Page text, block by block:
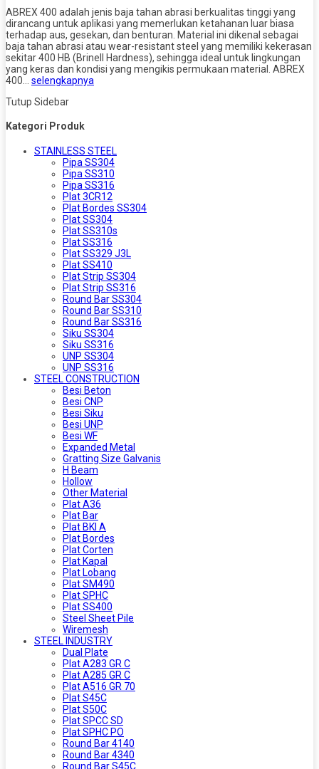
ABREX 400 adalah jenis baja tahan abrasi berkualitas tinggi yang
dirancang untuk aplikasi yang memerlukan ketahanan luar biasa
terhadap aus, gesekan, dan benturan. Material ini dikenal sebagai
baja tahan abrasi atau wear-resistant steel yang memiliki kekerasan
sekitar 400 HB (Brinell Hardness), sehingga ideal untuk lingkungan
yang keras dan kondisi yang mengikis permukaan material. ABREX
400… selengkapnya
Tutup Sidebar
Kategori Produk
STAINLESS STEEL
Pipa SS304
Pipa SS310
Pipa SS316
Plat 3CR12
Plat Bordes SS304
Plat SS304
Plat SS310s
Plat SS316
Plat SS329 J3L
Plat SS410
Plat Strip SS304
Plat Strip SS316
Round Bar SS304
Round Bar SS310
Round Bar SS316
Siku SS304
Siku SS316
UNP SS304
UNP SS316
STEEL CONSTRUCTION
Besi Beton
Besi CNP
Besi Siku
Besi UNP
Besi WF
Expanded Metal
Gratting Size Galvanis
H Beam
Hollow
Other Material
Plat A36
Plat Bar
Plat BKI A
Plat Bordes
Plat Corten
Plat Kapal
Plat Lobang
Plat SM490
Plat SPHC
Plat SS400
Steel Sheet Pile
Wiremesh
STEEL INDUSTRY
Dual Plate
Plat A283 GR C
Plat A285 GR C
Plat A516 GR 70
Plat S45C
Plat S50C
Plat SPCC SD
Plat SPHC PO
Round Bar 4140
Round Bar 4340
Round Bar S45C